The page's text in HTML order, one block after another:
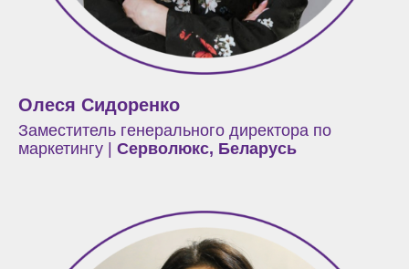
Олеся Сидоренко
Заместитель генерального директора по
маркетингу | Серволюкс, Беларусь